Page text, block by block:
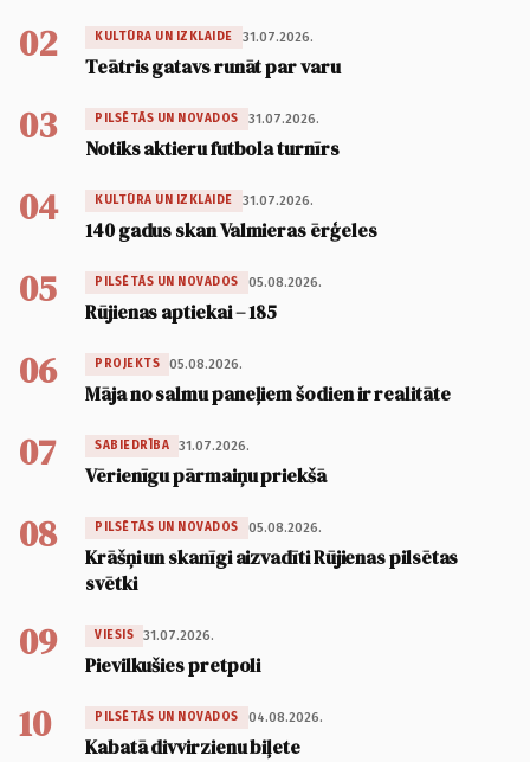
02 KULTŪRA UN IZKLAIDE 31.07.2026.
Teātris gatavs runāt par varu
03 PILSĒTĀS UN NOVADOS 31.07.2026.
Notiks aktieru futbola turnīrs
04 KULTŪRA UN IZKLAIDE 31.07.2026.
140 gadus skan Valmieras ērģeles
05 PILSĒTĀS UN NOVADOS 05.08.2026.
Rūjienas aptiekai – 185
06 PROJEKTS 05.08.2026.
Māja no salmu paneļiem šodien ir realitāte
07 SABIEDRĪBA 31.07.2026.
Vērienīgu pārmaiņu priekšā
08 PILSĒTĀS UN NOVADOS 05.08.2026.
Krāšņi un skanīgi aizvadīti Rūjienas pilsētas
svētki
09 VIESIS 31.07.2026.
Pievilkušies pretpoli
10 PILSĒTĀS UN NOVADOS 04.08.2026.
Kabatā divvirzienu biļete